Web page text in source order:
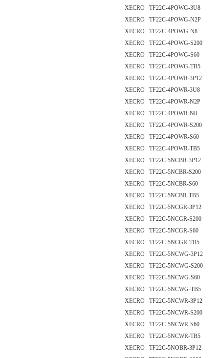
XECRO TF22C-4POWG-3U8
XECRO TF22C-4POWG-N2P
XECRO TF22C-4POWG-N8
XECRO TF22C-4POWG-S200
XECRO TF22C-4POWG-S60
XECRO TF22C-4POWG-TB5
XECRO TF22C-4POWR-3P12
XECRO TF22C-4POWR-3U8
XECRO TF22C-4POWR-N2P
XECRO TF22C-4POWR-N8
XECRO TF22C-4POWR-S200
XECRO TF22C-4POWR-S60
XECRO TF22C-4POWR-TB5
XECRO TF22C-5NCBR-3P12
XECRO TF22C-5NCBR-S200
XECRO TF22C-5NCBR-S60
XECRO TF22C-5NCBR-TB5
XECRO TF22C-5NCGR-3P12
XECRO TF22C-5NCGR-S200
XECRO TF22C-5NCGR-S60
XECRO TF22C-5NCGR-TB5
XECRO TF22C-5NCWG-3P12
XECRO TF22C-5NCWG-S200
XECRO TF22C-5NCWG-S60
XECRO TF22C-5NCWG-TB5
XECRO TF22C-5NCWR-3P12
XECRO TF22C-5NCWR-S200
XECRO TF22C-5NCWR-S60
XECRO TF22C-5NCWR-TB5
XECRO TF22C-5NOBR-3P12